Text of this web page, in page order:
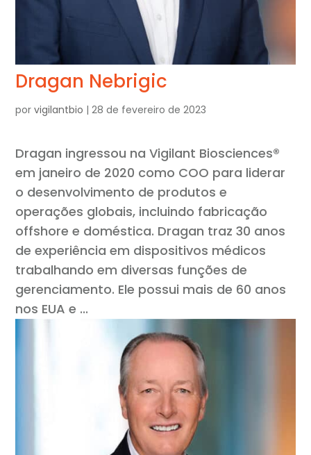
Dragan Nebrigic
porvigilantbio |28 de fevereiro de 2023
Dragan ingressou na Vigilant Biosciences®
em janeiro de 2020 como COO para liderar
o desenvolvimento de produtos e
operações globais, incluindo fabricação
offshore e doméstica. Dragan traz 30 anos
de experiência em dispositivos médicos
trabalhando em diversas funções de
gerenciamento. Ele possui mais de 60 anos
nos EUA e ...